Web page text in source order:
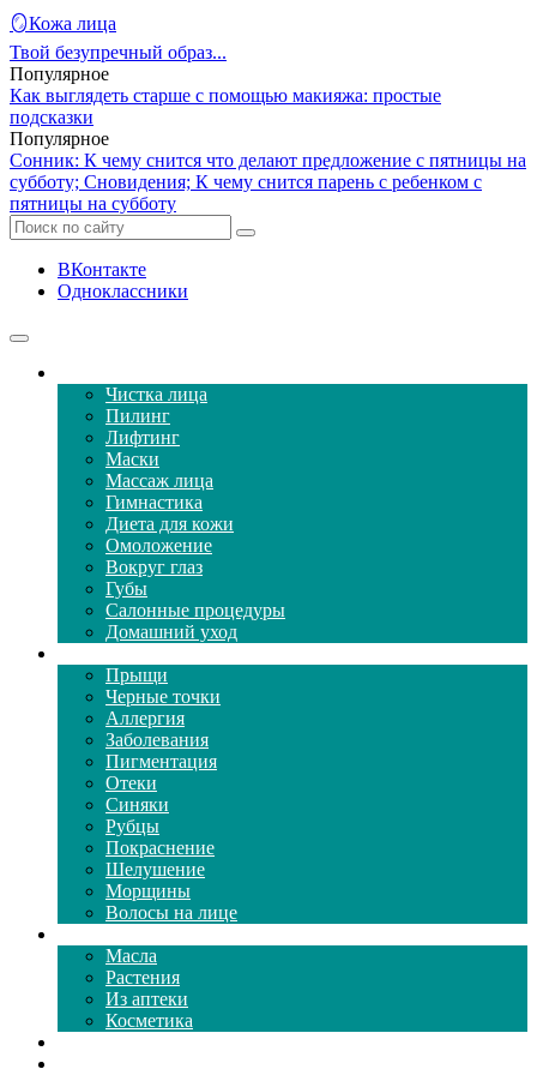
🪞Кожа лица
Твой безупречный образ...
Популярное
Как выглядеть старше с помощью макияжа: простые
подсказки
Популярное
Сонник: К чему снится что делают предложение с пятницы на
субботу; Сновидения; К чему снится парень с ребенком с
пятницы на субботу
ВКонтакте
Одноклассники
Чистка лица
Пилинг
Лифтинг
Маски
Массаж лица
Гимнастика
Диета для кожи
Омоложение
Вокруг глаз
Губы
Салонные процедуры
Домашний уход
Прыщи
Черные точки
Аллергия
Заболевания
Пигментация
Отеки
Синяки
Рубцы
Покраснение
Шелушение
Морщины
Волосы на лице
Масла
Растения
Из аптеки
Косметика